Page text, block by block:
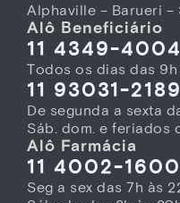
Alphaville – Barueri –
Alô Beneficiário
11 4349-4004
Todos os dias das 9h
11 93031-2189
De segunda a sexta
Sáb. dom. e feriados
Alô Farmácia
11 4002-1600
Seg a sex das 7h às